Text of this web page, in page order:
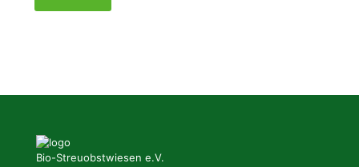
Bio-Streuobstwiesen e.V.